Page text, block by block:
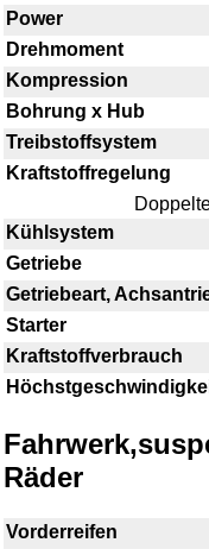
Power
Drehmoment
Kompression
Bohrung x Hub
Treibstoffsystem
Kraftstoffregelung
Kühlsystem
Getriebe
Getriebeart,
Starter
Kraftstoffverbrauch
Räder
Vorderreifen